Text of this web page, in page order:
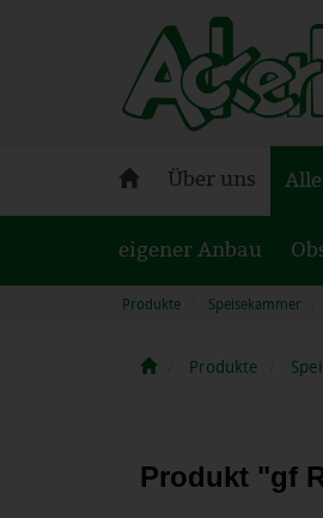
eigener Anbau
Ackerlei
Lieferservice
Über uns
Produkte Speisekammer
Produkte
Produkt "gf